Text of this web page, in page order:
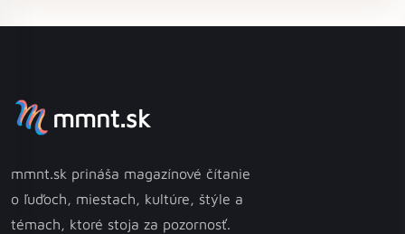
mmnt.sk
mmnt.sk prináša magazínové čítanie
o ľuďoch, miestach, kultúre, štýle a
témach, ktoré stoja za pozornosť.